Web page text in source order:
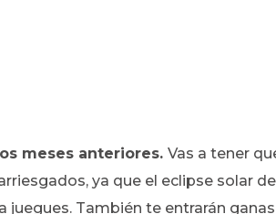
meses anteriores. Vas a tener
ya que el eclipse solar
juegues. También te entrarán